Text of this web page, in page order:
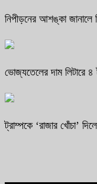
নিপীড়নের আশঙ্কা জানালে
ভোজ্যতেলের দাম লিটারে ৪
ট্রাম্পকে ‘রাজার খোঁচা’